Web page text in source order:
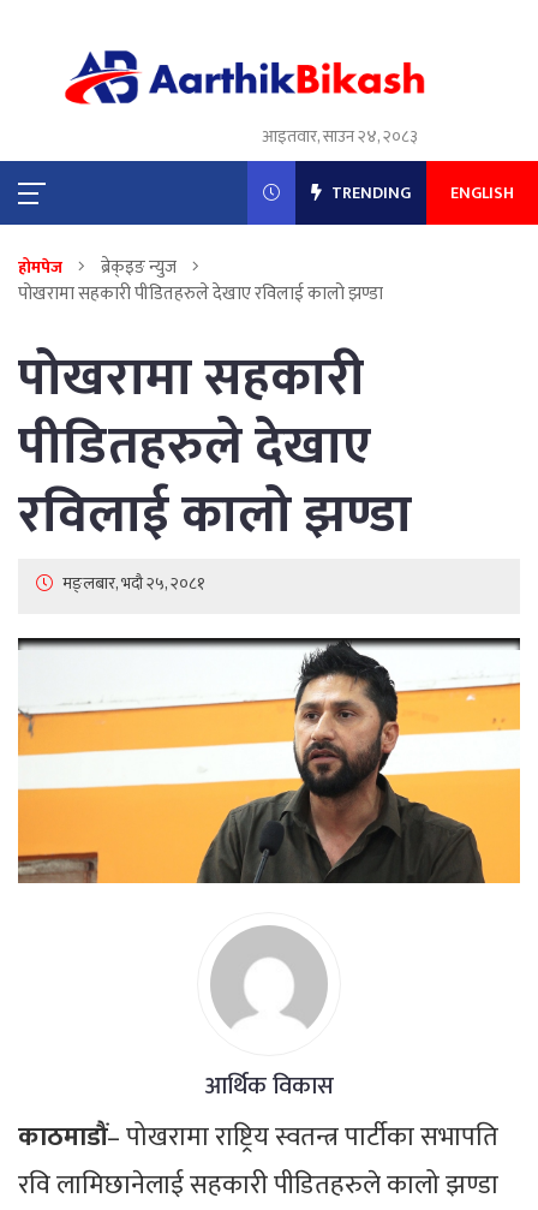
आइतवार, साउन २४, २०८३
TRENDING ENGLISH
होमपेज
ब्रेक्इङ न्युज
पोखरामा सहकारी पीडितहरुले देखाए रविलाई कालो झण्डा
पोखरामा सहकारी
पीडितहरुले देखाए
रविलाई कालो झण्डा
मङ्लबार, भदौ २५, २०८१
आर्थिक विकास
काठमाडौं– पोखरामा राष्ट्रिय स्वतन्त्र पार्टीका सभापति
रवि लामिछानेलाई सहकारी पीडितहरुले कालो झण्डा